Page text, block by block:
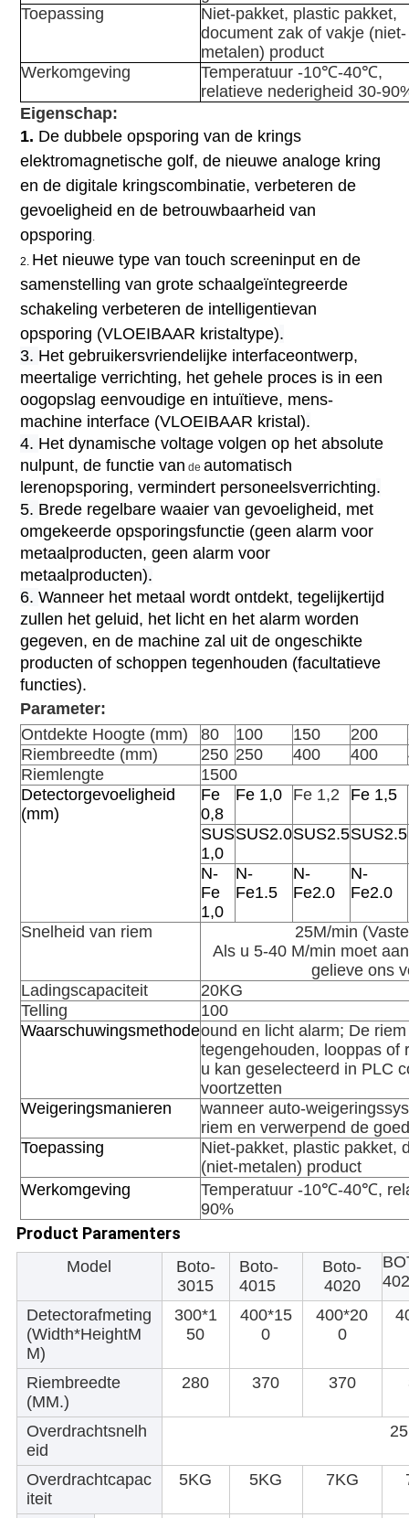
Toepassing
Niet-pakket, plastic pakket,
document zak of vakje (niet-
metalen) product
Werkomgeving
Temperatuur -10℃-40℃,
relatieve nederigheid 30-
Eigenschap:
1. De dubbele opsporing van de krings
elektromagnetische golf, de nieuwe analoge kring
en de digitale kringscombinatie, verbeteren de
gevoeligheid en de betrouwbaarheid van
opsporing.
2. Het nieuwe type van touch screeninput en de
samenstelling van grote schaalgeïntegreerde
schakeling verbeteren de intelligentievan
opsporing (VLOEIBAAR kristaltype).
3. Het gebruikersvriendelijke interfaceontwerp,
meertalige verrichting, het gehele proces is in een
oogopslag eenvoudige en intuïtieve, mens-
machine interface (VLOEIBAAR kristal).
4. Het dynamische voltage volgen op het absolute
nulpunt, de functie van de automatisch
lerenopsporing, vermindert personeelsverrichting.
5. Brede regelbare waaier van gevoeligheid, met
omgekeerde opsporingsfunctie (geen alarm voor
metaalproducten, geen alarm voor
metaalproducten).
6. Wanneer het metaal wordt ontdekt, tegelijkertijd
zullen het geluid, het licht en het alarm worden
gegeven, en de machine zal uit de ongeschikte
producten of schoppen tegenhouden (facultatieve
functies).
Parameter:
Ontdekte Hoogte (mm)
80 100 150 200
Riembreedte (mm)
250 250 400 400
Riemlengte
1500
Detectorgevoeligheid
(mm)
Fe
0,8
Fe 1,0 Fe 1,2 Fe 1,5
SUS
1,0
SUS2.0SUS2.5SUS2.5
N-
Fe
1,0
N-
Fe1.5
N-
Fe2.0
N-
Fe2.0
Snelheid van riem
25M/min
Als u 5-40 M/min moet
gelieve ons
Ladingscapaciteit
20KG
Telling
100
Waarschuwingsmethodeound en licht alarm; De
tegengehouden, looppas of
u kan geselecteerd in PLC
voortzetten
Weigeringsmanieren
wanneer auto-
riem en verwerpend de
Toepassing
Niet-pakket, plastic pakket,
(niet-metalen) product
Werkomgeving
Temperatuur -10℃-40℃,
90%
Product Paramenters
Model
Boto-
3015
Boto-
4015
Boto-
4020
Detectorafmeting
(Width*HeightM
M)
300*1
50
400*15
0
400*20
0
Riembreedte
(MM.)
280 370 370
Overdrachtsnelh
eid
Overdrachtcapac
iteit
5KG 5KG 7KG